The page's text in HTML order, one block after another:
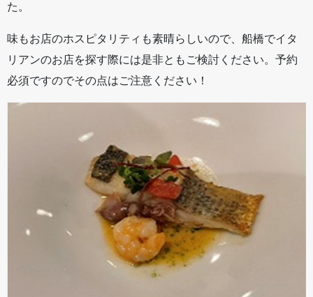
た。
味もお店のホスピタリティも素晴らしいので、船橋でイタ
リアンのお店を探す際には是非ともご検討ください。予約
必須ですのでその点はご注意ください！